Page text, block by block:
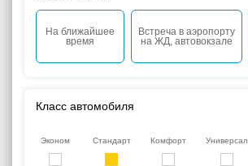
На ближайшее
время
Встреча в аэропорту
на ЖД, автовокзале
Класс автомобиля
Эконом Стандарт Комфорт Универсал